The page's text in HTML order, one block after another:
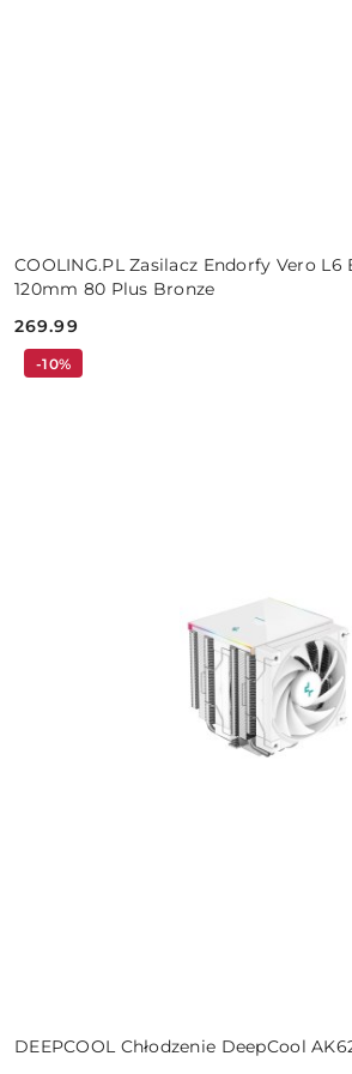
COOLING.PL Zasilacz Endorfy Vero L6
120mm 80 Plus Bronze
Cena:
269.99
DEEPCOOL Chłodzenie DeepCool
-10%